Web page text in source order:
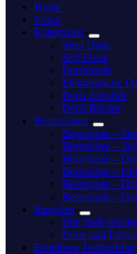
Home
News
Kategorien
Steel Darts
Soft Darts
Dartboards
Elektronische
Darts Zubehör
Darts Bücher
Bestenlisten
Bestenliste –
Bestenliste –
Bestenliste –
Bestenliste –
Bestenliste –
Bestenliste –
Ratgeber
Wie finde ich
Darts und
Erstellung Testberichte